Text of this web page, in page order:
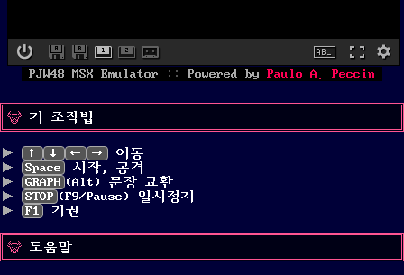
PJW48 MSX Emulator :: Powered by Paulo A. Peccin
키 조작법
↑ ↓ ← →
이동
Space
시작, 공격
GRAPH (Alt) 문장 교환
STOP (F9/Pause) 일시정지
F1
기권
도움말